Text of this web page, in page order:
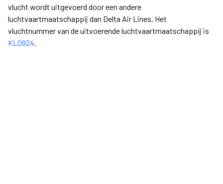
vlucht wordt uitgevoerd door een andere
luchtvaartmaatschappij dan Delta Air Lines. Het
vluchtnummer van de uitvoerende luchtvaartmaatschappij is
KL0924.